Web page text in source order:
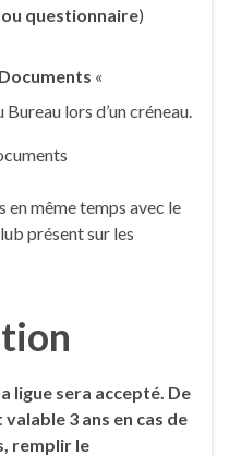
questionnaire)
«
lors d’un créneau.
en même temps avec le
présent sur les
ligue sera accepté. De
3 ans en cas de
remplir le